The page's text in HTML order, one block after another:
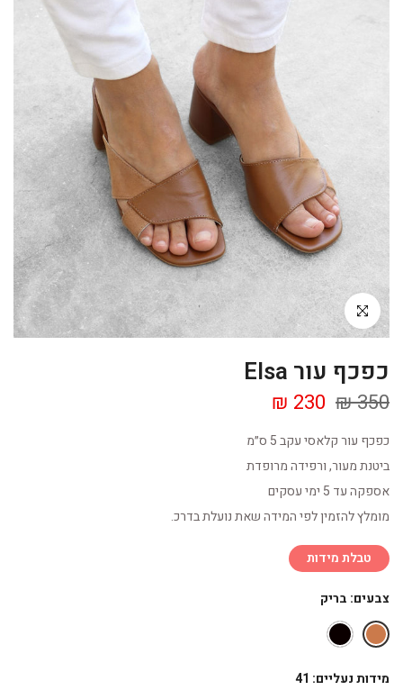
Click to enlarge
כפכף עור Elsa
350 ₪
230 ₪
כפכף עור קלאסי עקב 5 ס״מ
ביטנת מעור, ורפידה מרופדת
אספקה עד 5 ימי עסקים
מומלץ להזמין לפי המידה שאת נועלת בדרכ.
טבלת מידות
צבעים: בריק
מידות נעליים: 41